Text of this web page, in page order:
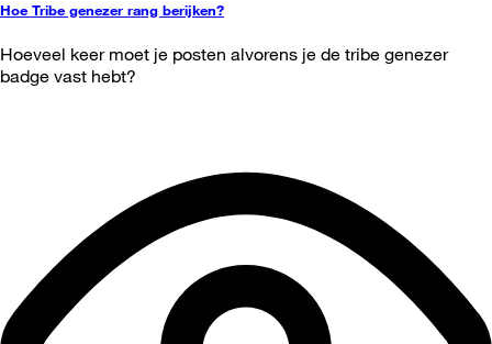
Hoe Tribe genezer rang berijken?
Hoeveel keer moet je posten alvorens je de tribe genezer
badge vast hebt?